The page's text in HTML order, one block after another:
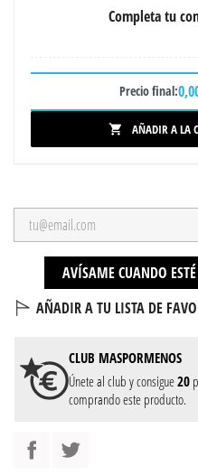
Completa tu
Precio final:
 AÑADIR A LA
AVÍSAME CUANDO
AÑADIR A TU LISTA DE
CLUB MASPORMENOS
Únete al club y consigue20
comprando este producto.